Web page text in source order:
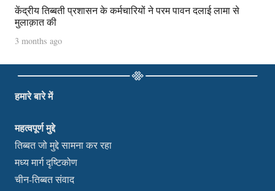
केंद्रीय तिब्बती प्रशासन के कर्मचारियों ने परम पावन दलाई लामा से
मुलाक़ात की
3 months ago
हमारे बारे में
महत्वपूर्ण मुद्दे
तिब्बत जो मुद्दे सामना कर रहा
मध्य मार्ग दृष्टिकोण
चीन-तिब्बत संवाद